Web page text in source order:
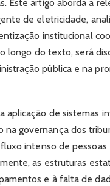
Este artigo aborda a
de eletricidade,
institucional
longo do texto, será
pública e na
aplicação de sistemas
na governança dos
intenso de
as estruturas
e à falta de